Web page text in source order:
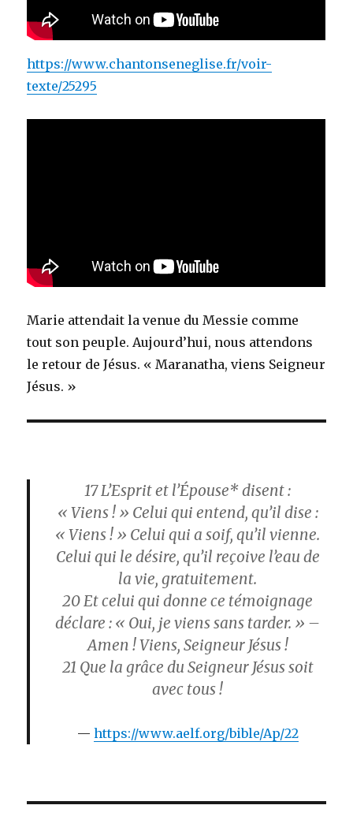
https://www.chantonseneglise.fr/voir-
texte/25295
Marie attendait la venue du Messie comme
tout son peuple. Aujourd’hui, nous attendons
le retour de Jésus. « Maranatha, viens Seigneur
Jésus. »
17L’Esprit et l’Épouse* disent :
« Viens ! » Celui qui entend, qu’il dise :
« Viens ! » Celui qui a soif, qu’il vienne.
Celui qui le désire, qu’il reçoive l’eau de
la vie, gratuitement.
20Et celui qui donne ce témoignage
déclare : « Oui, je viens sans tarder. » –
Amen ! Viens, Seigneur Jésus !
21 Que la grâce du Seigneur Jésus soit
avec tous !
https://www.aelf.org/bible/Ap/22